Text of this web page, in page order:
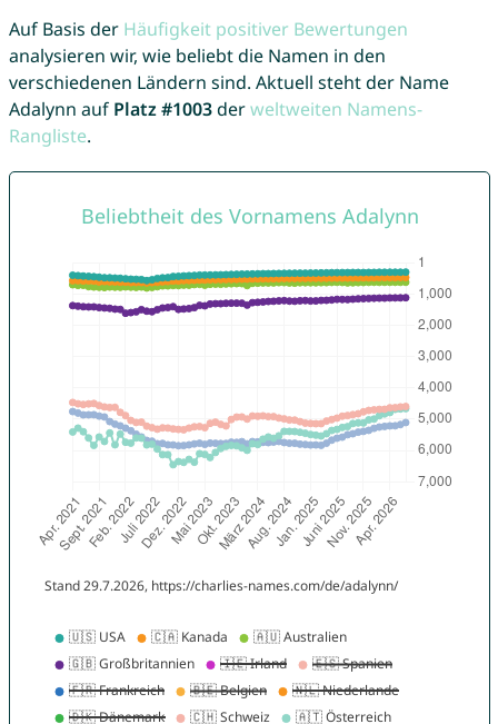
Auf Basis der Häufigkeit positiver Bewertungen
analysieren wir, wie beliebt die Namen in den
verschiedenen Ländern sind. Aktuell steht der Name
Adalynn auf Platz #1003derweltweiten Namens-
Rangliste.